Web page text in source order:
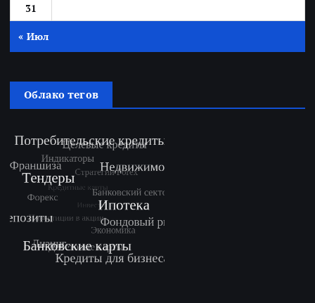
31
« Июл
Облако тегов